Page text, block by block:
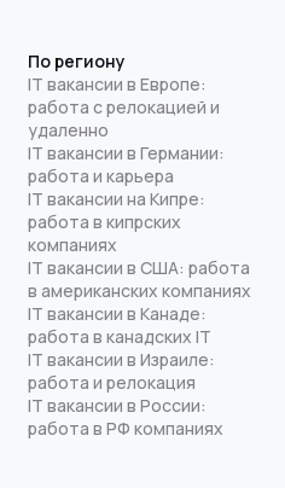
По региону
IT вакансии в Европе:
работа с релокацией и
удаленно
IT вакансии в Германии:
работа и карьера
IT вакансии на Кипре:
работа в кипрских
компаниях
IT вакансии в США: работа
в американских компаниях
IT вакансии в Канаде:
работа в канадских IT
IT вакансии в Израиле:
работа и релокация
IT вакансии в России:
работа в РФ компаниях